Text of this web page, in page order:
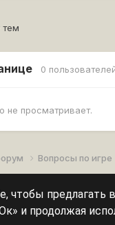
тем
0
не просматривает.
Вопросы по игре
чтобы предлагать
и продолжая